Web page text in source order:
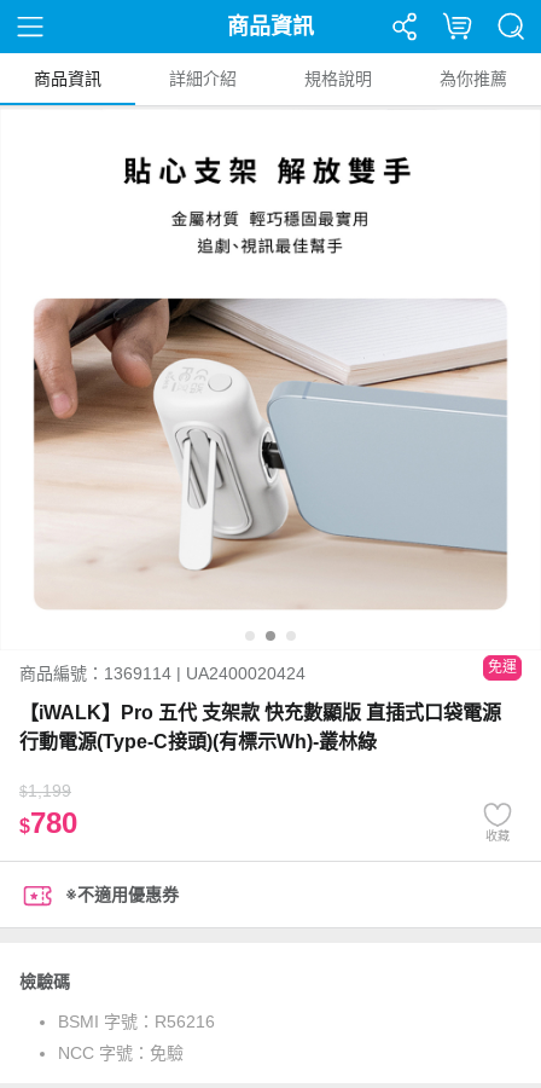
商品資訊
商品資訊 詳細介紹 規格說明 為你推薦
商品編號：1369114 | UA2400020424 免運
【iWALK】Pro 五代 支架款 快充數顯版 直插式口袋電源
行動電源(Type-C接頭)(有標示Wh)-叢林綠
$1,199
$780 收藏
※不適用優惠券
檢驗碼
BSMI 字號： R56216
NCC 字號： 免驗